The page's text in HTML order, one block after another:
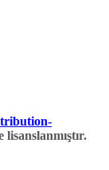
lisanslanmıştır.